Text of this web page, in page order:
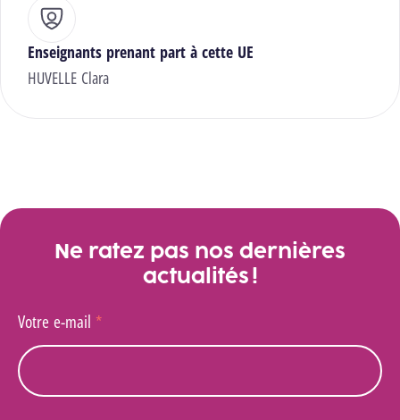
Enseignants prenant part à cette UE
HUVELLE Clara
Ne ratez pas nos dernières
actualités !
Votre e-mail *